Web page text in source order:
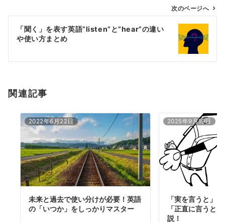
ン
次のページへ
「聞く」を表す英語”listen”と”hear”の違い
や使い方まとめ
関連記事
2022年6月22日
未来と過去で使い分けが必要！英語
の「いつか」をしっかりマスター
2025年9月19日
「実を言うと」
「正直に言うと
説！